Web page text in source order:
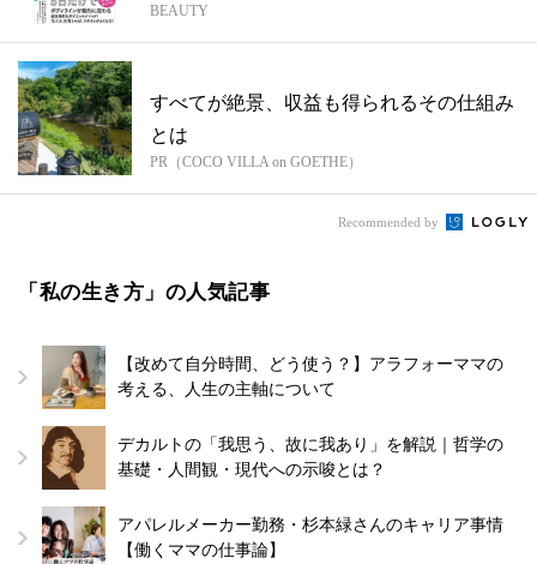
です
BEAUTY
すべてが絶景、収益も得られるその仕組み
とは
PR（COCO VILLA on GOETHE）
Recommended by
「私の生き方」の人気記事
【改めて自分時間、どう使う？】アラフォーママの
考える、人生の主軸について
デカルトの「我思う、故に我あり」を解説｜哲学の
基礎・人間観・現代への示唆とは？
アパレルメーカー勤務・杉本緑さんのキャリア事情
【働くママの仕事論】